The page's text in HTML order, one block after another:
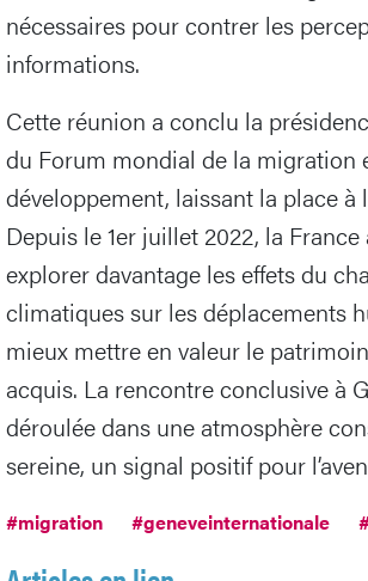
nécessaires pour contrer les
informations.
Cette réunion a conclu la
du Forum mondial de la migration
développement, laissant la place à
Depuis le 1er juillet 2022, la
explorer davantage les effets du
climatiques sur les déplacements
mieux mettre en valeur le
acquis. La rencontre conclusive à
déroulée dans une atmosphère
sereine, un signal positif pour
#migration #geneveinternationale